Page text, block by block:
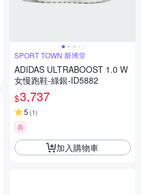
SPORT TOWN 斯博堂
ADIDAS ULTRABOOST 1.0 W
女慢跑鞋-綠銀-ID5882
$3,737
5 (1)
券
加入購物車